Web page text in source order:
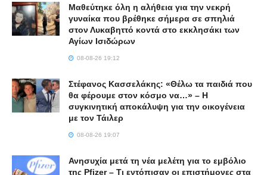
Μαθεύτηκε όλη η αλήθεια για την νεκρή
γυναίκα που βρέθηκε σήμερα σε σπηλιά
στον Λυκαβηττό κοντά στο εκκλησάκι των
Αγίων Ισιδώρων
08-08-26 19:12
Στέφανος Κασσελάκης: «Θέλω τα παιδιά που
θα φέρουμε στον κόσμο να…» – Η
συγκινητική αποκάλυψη για την οικογένεια
με τον Τάιλερ
08-08-26 19:07
Ανησυχία μετά τη νέα μελέτη για το εμβόλιο
της Pfizer – Τι εντόπισαν οι επιστήμονες στα